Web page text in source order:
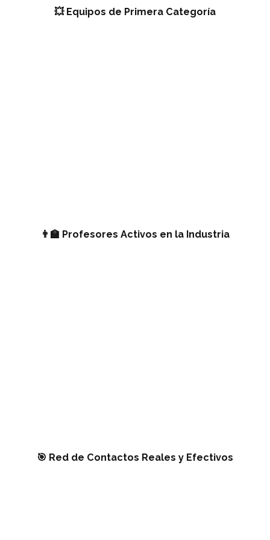
💥 Equipos de Primera Categoría
👨‍🏫 Profesores Activos en la Industria
🎯 Red de Contactos Reales y Efectivos